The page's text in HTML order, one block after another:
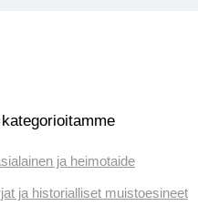
ja heimotaide
ja historialliset muistoesineet